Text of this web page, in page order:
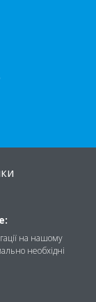
на нашому
необхідні